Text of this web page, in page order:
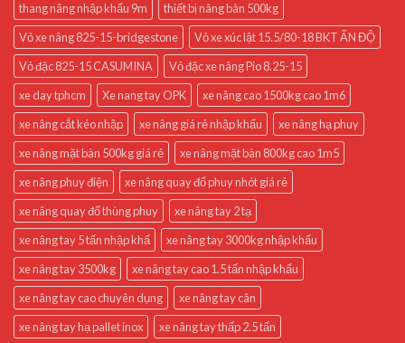
thang nâng nhập khẩu 9m
thiết bị nâng bàn 500kg
Vỏ xe nâng 825-15-bridgestone
Vỏ xe xúc lật 15.5/80-18 BKT ẤN ĐỘ
Vỏ đặc 825-15 CASUMINA
Vỏ đặc xe nâng Pio 8.25-15
xe day tphcm
Xe nang tay OPK
xe nâng cao 1500kg cao 1m6
xe nâng cắt kéo nhập
xe nâng giá rẻ nhập khẩu
xe nâng hạ phuy
xe nâng mặt bàn 500kg giá rẻ
xe nâng mặt bàn 800kg cao 1m5
xe nâng phuy điện
xe nâng quay đổ phuy nhót giá rẻ
xe nâng quay đổ thùng phuy
xe nâng tay 2 tạ
xe nâng tay 5 tấn nhập khẩ
xe nâng tay 3000kg nhập khẩu
xe nâng tay 3500kg
xe nâng tay cao 1.5 tấn nhập khẩu
xe nâng tay cao chuyên dụng
xe nâng tay cân
xe nâng tay hạ pallet inox
xe nâng tay thấp 2.5 tấn